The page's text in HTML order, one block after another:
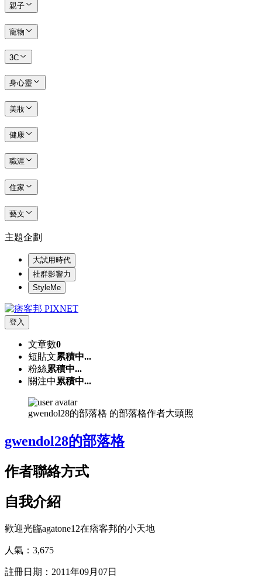
親子
寵物
3C
身心靈
美妝
健康
職涯
住家
藝文
主題企劃
大試用時代
社群影響力
StyleMe
登入
文章數0
短貼文累積中...
粉絲累積中...
關注中 累積中...
gwendol28的部落格 的部落格作者大頭照
gwendol28的部落格
作者聯絡方式
自我介紹
歡迎光臨agatone12在痞客邦的小天地
人氣： 3,675
註冊日期： 2011年09月07日